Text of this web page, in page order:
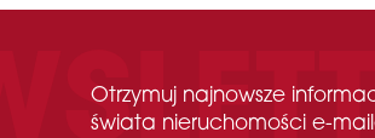
Otrzymuj najnowsze
świata nieruchomości e-